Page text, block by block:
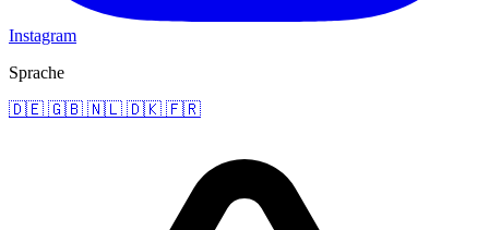
Instagram
Sprache
🇩🇪 🇬🇧 🇳🇱 🇩🇰 🇫🇷